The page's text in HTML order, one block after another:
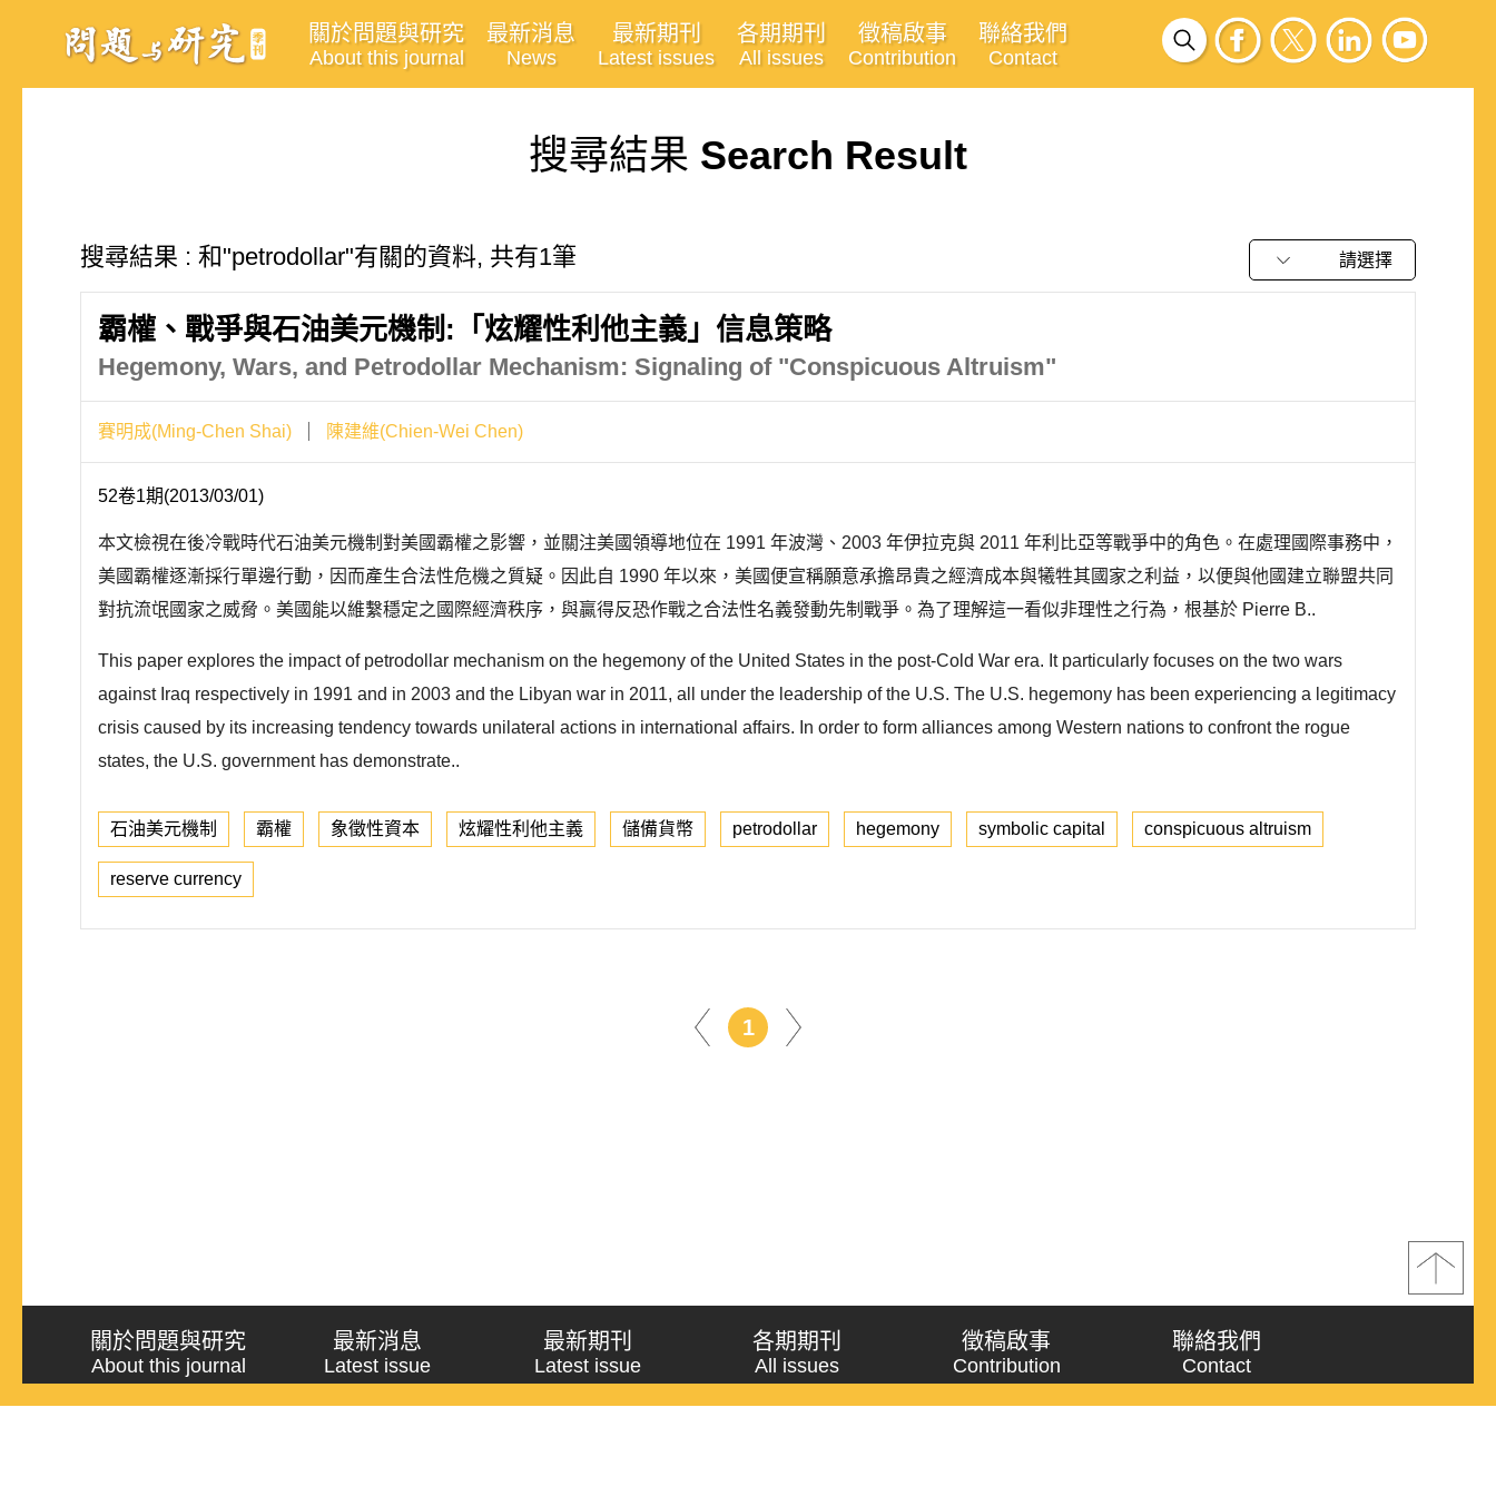
關於問題與研究
About this journal
最新消息
News
最新期刊
Latest issues
各期期刊
All issues
徵稿啟事
Contribution
聯絡我們
Contact
搜尋結果 Search Result
搜尋結果 : 和"petrodollar"有關的資料, 共有1筆 請選擇
霸權、戰爭與石油美元機制:「炫耀性利他主義」信息策略
Hegemony, Wars, and Petrodollar Mechanism: Signaling of "Conspicuous Altruism"
賽明成(Ming-Chen Shai) 陳建維(Chien-Wei Chen)
52卷1期(2013/03/01)
本文檢視在後冷戰時代石油美元機制對美國霸權之影響，並關注美國領導地位在 1991 年波灣、2003 年伊拉克與 2011 年利比亞等戰爭中的角色。在處理國際事務中，
美國霸權逐漸採行單邊行動，因而產生合法性危機之質疑。因此自 1990 年以來，美國便宣稱願意承擔昂貴之經濟成本與犧牲其國家之利益，以便與他國建立聯盟共同
對抗流氓國家之威脅。美國能以維繫穩定之國際經濟秩序，與贏得反恐作戰之合法性名義發動先制戰爭。為了理解這一看似非理性之行為，根基於 Pierre B..
This paper explores the impact of petrodollar mechanism on the hegemony of the United States in the post-Cold War era. It particularly focuses on the two wars
against Iraq respectively in 1991 and in 2003 and the Libyan war in 2011, all under the leadership of the U.S. The U.S. hegemony has been experiencing a legitimacy
crisis caused by its increasing tendency towards unilateral actions in international affairs. In order to form alliances among Western nations to confront the rogue
states, the U.S. government has demonstrate..
石油美元機制 霸權 象徵性資本 炫耀性利他主義 儲備貨幣 petrodollar hegemony symbolic capital conspicuous altruism
reserve currency
1
關於問題與研究
About this journal
最新消息
Latest issue
最新期刊
Latest issue
各期期刊
All issues
徵稿啟事
Contribution
聯絡我們
Contact